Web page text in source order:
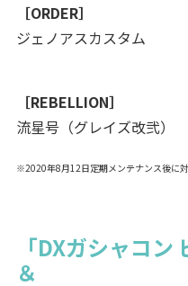
［ORDER］
ジェノアスカスタム
［REBELLION］
流星号（グレイズ改弐）
※2020年8月12日定期メンテナンス後に対
「DXガシャコ
＆